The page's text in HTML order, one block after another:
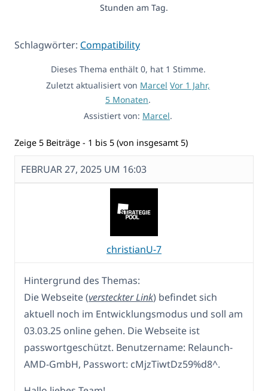
Stunden am Tag.
Schlagwörter: Compatibility
Dieses Thema enthält 0, hat 1 Stimme.
Zuletzt aktualisiert von Marcel Vor 1 Jahr,
5 Monaten.
Assistiert von: Marcel.
Zeige 5 Beiträge - 1 bis 5 (von insgesamt 5)
FEBRUAR 27, 2025 UM 16:03
christianU-7
Hintergrund des Themas:
Die Webseite (versteckter Link) befindet sich
aktuell noch im Entwicklungsmodus und soll am
03.03.25 online gehen. Die Webseite ist
passwortgeschützt. Benutzername: Relaunch-
AMD-GmbH, Passwort: cMjzTiwtDz59%d8^.